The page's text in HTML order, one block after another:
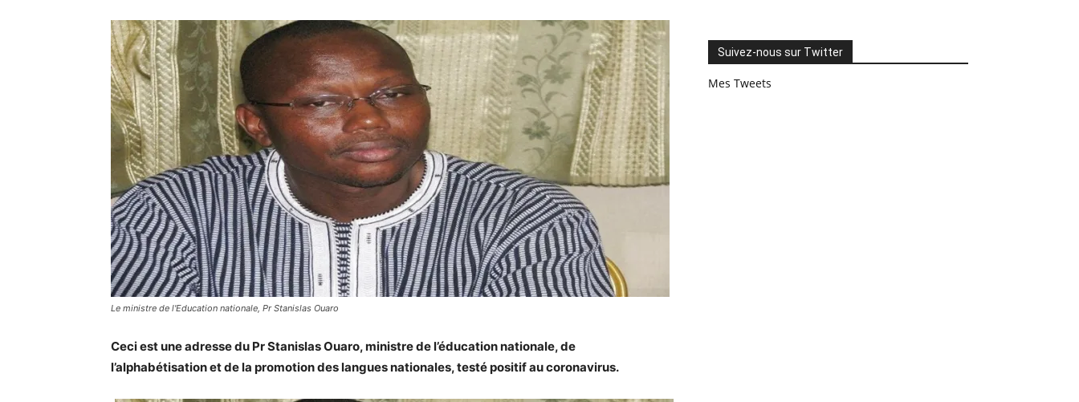
Le ministre de l'Education nationale, Pr Stanislas Ouaro
Ceci est une adresse du Pr Stanislas Ouaro, ministre de l’éducation nationale, de
l’alphabétisation et de la promotion des langues nationales, testé positif au coronavirus.
Suivez-nous sur Twitter
Mes Tweets